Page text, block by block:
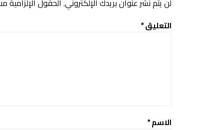
لن يتم نشر عنوان بريدك الإلكتروني. الحقول الإلزامية
التعليق*
الاسم*